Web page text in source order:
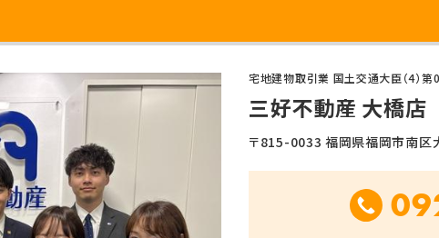
宅地建物取引業 国土交通大臣（4）
三好不動産 大橋店
〒815-0033 福岡県福岡市南